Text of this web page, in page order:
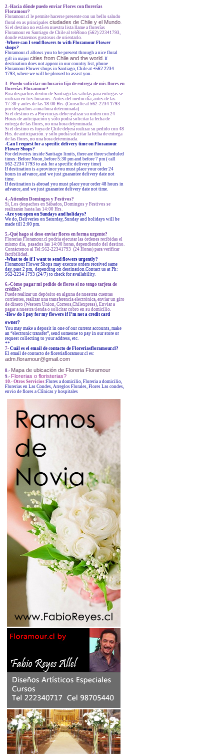
2.-Hacia dónde puedo enviar Flores con florerías
Floramour?
Floramour.cl le permite hacerse presente con un bello saludo
floral en as principales ciudades de Chile y el Mundo.
Si el destino no está en nuestra lista llame a florerías
Floramour en Santiago de Chile al teléfono (562) 22341793,
donde estaremos gustosos de orientarlo.
-Where can I send flowers to with Floramour Flower
shops?
Floramour.cl allows you to be present through a nice floral
gift in major cities from Chile and the world. If
destination does not appear in our country list, phone
Floramour Flower shops in Santiago, Chile at +562 2234
1793, where we will be pleased to assist you.
3.-Puedo solicitar un horario fijo de entrega de mis flores en
florerías Floramour?
Para despachos dentro de Santiago las salidas para entregas se
realizan en tres horarios: Antes del medio día, antes de las
17:30 y antes de las 18:00 Hrs. (Consulte al 562-2234 1793
por despachos a una hora determinada)
Si el destino es a Provincias debe realizar su orden con 24
Horas de anticipación y sólo podrá solicitar la fecha de
entrega de las flores, no una hora determinada.
Si el destino es fuera de Chile deberá realizar su pedido con 48
Hrs. de anticipación. y sólo podrá solicitar la fecha de entrega
de las flores, no una hora determinada.
-Can I request for a specific delivery time on Floramour
Flower Shops?
For deliveries inside Santiago limits, there are three scheduled
times: Before Noon, before 5:30 pm and before 7 pm ( call
562-2234 1793 to ask for a specific delivery time)
If destination is a province you must place your order 24
hours in advance, and we just guarantee delivery date not
time.
If destination is abroad you must place your order 48 hours in
advance, and we just guarantee delivery date not time.
4.-Atienden Domingos y Festivos?
Sí, Los despachos en Sábados, Domingos y Festivos se
realizarán hasta las 14:00 Hrs.
-Are you open on Sundays and holidays?
We do, Deliveries on Saturday, Sunday and holidays will be
made till 2:00 pm.
5.-Qué hago si deso enviar flores en forma urgente?
Florerías Floramour.cl podría ejecutar las órdenes recibidas el
mismo día, pasados las 14:00 horas, dependiendo del destino.
Contáctenos al Tel:562-22341793 (24 Horas) para verificar
factibilidad.
-What to do if I want to send flowers urgently?
Floramour Flower Shops may execute orders received same
day, past 2 pm, depending on destination.Contact us at Ph:
562-2234 1793 (24/7) to check for availability.
6.-Cómo pagar mi pedido de flores si no tengo tarjeta de
crédito?
Puede realizar un depósito en alguna de nuestras cuentas
corrientes, realizar una transferencia electrónica, enviar un giro
de dinero (Western Union, Correos,Chilexpress), Enviar a
pagar a nuestra tienda o solicitar cobro en su domicilio.
-How do I pay for my flowers if I’m not a credit card
owner?
You may make a deposit in one of our current accounts, make
an “electronic transfer”, send someone to pay in our store or
request collecting to your address, etc.
**
7- Cuál es el email de contacto de Floreriasfloramour.cl?
El email de contacto de floreriafloramour.cl es:
adm.floramour@gmail.com
8.- Mapa de ubicación de Floreria Floramour
9.- Florerias o floristerias?
10.- Otros Servicios:Flores a domicilio, Floreria a domicilio,
Florerias en Las Condes, Arreglos Florales, Flores Las condes,
envio de flores a Clínicas y hospitales